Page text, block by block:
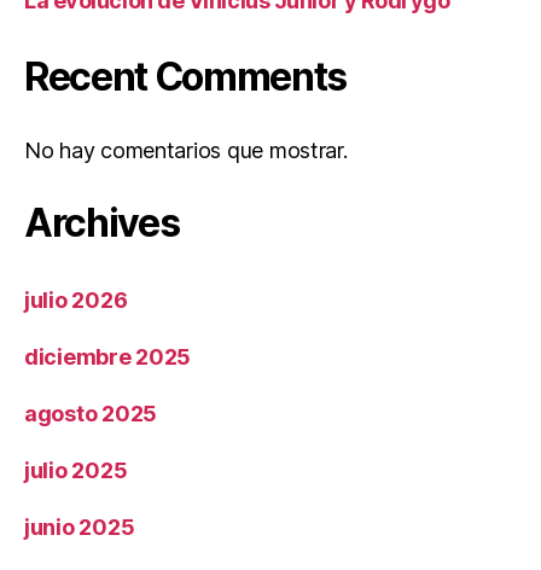
Recent Comments
No hay comentarios que mostrar.
Archives
julio 2026
diciembre 2025
agosto 2025
julio 2025
junio 2025